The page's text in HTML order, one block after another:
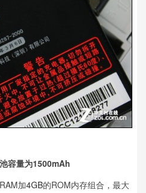
容量为1500mAh
加4GB的ROM内存组合，最大